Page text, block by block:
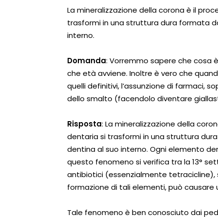
La mineralizzazione della corona è il
trasformi in una struttura dura formata
interno.
Domanda: Vorremmo sapere che cosa
che età avviene. Inoltre è vero che
quelli definitivi, l’assunzione di farmaci,
dello smalto (facendolo diventare
Risposta: La mineralizzazione della
dentaria si trasformi in una struttura
dentina al suo interno. Ogni elemento
questo fenomeno si verifica tra la 13°
antibiotici (essenzialmente
formazione di tali elementi, può
Tale fenomeno è ben conosciuto dai